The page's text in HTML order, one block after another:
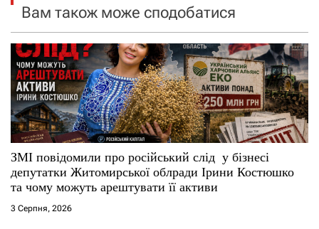
я
з
а
п
и
с
і
Вам також може сподобатися
ЗМІ повідомили про російський слід у бізнесі
депутатки Житомирської облради Ірини Костюшко
та чому можуть арештувати її активи
3 Серпня, 2026